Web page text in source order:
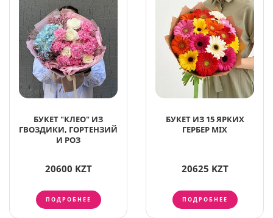
БУКЕТ "КЛЕО" ИЗ
ГВОЗДИКИ, ГОРТЕНЗИЙ
И РОЗ
20600 KZT
ПОДРОБНЕЕ
БУКЕТ ИЗ 15 ЯРКИХ
ГЕРБЕР MIX
20625 KZT
ПОДРОБНЕЕ